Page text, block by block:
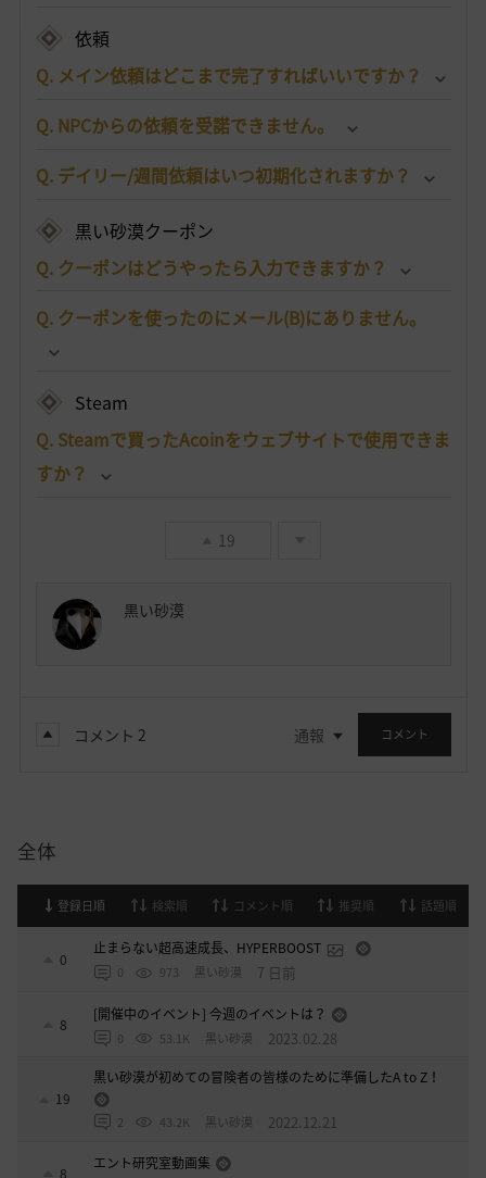
依頼
Q. メイン依頼はどこまで完了すればいいですか？
Q. NPCからの依頼を受諾できません。
Q. デイリー/週間依頼はいつ初期化されますか？
黒い砂漠クーポン
Q. クーポンはどうやったら入力できますか？
Q. クーポンを使ったのにメール(B)にありません。
Steam
Q. Steamで買ったAcoinをウェブサイトで使用できま
すか？
19
黒い砂漠
コメント 2 通報 コメント
全体
登録日順 検索順 コメント順 推奨順 話題順
0
止まらない超高速成長、HYPERBOOST
0 973 黒い砂漠 7 日前
8
[開催中のイベント] 今週のイベントは？
0 53.1K 黒い砂漠 2023.02.28
19
黒い砂漠が初めての冒険者の皆様のために準備したA to Z！
2 43.2K 黒い砂漠 2022.12.21
8
エント研究室動画集